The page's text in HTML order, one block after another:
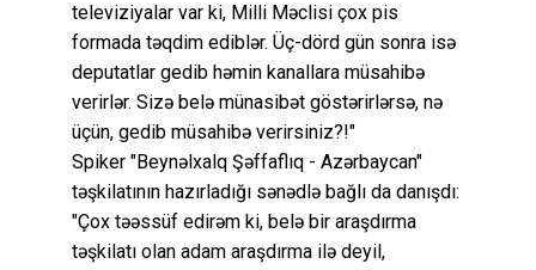
televiziyalar var ki, Milli Məclisi çox pis
formada təqdim ediblər. Üç-dörd gün sonra isə
deputatlar gedib həmin kanallara müsahibə
verirlər. Sizə belə münasibət göstərirlərsə, nə
üçün, gedib müsahibə verirsiniz?!"
Spiker "Beynəlxalq Şəffaflıq - Azərbaycan"
təşkilatının hazırladığı sənədlə bağlı da danışdı:
"Çox təəssüf edirəm ki, belə bir araşdırma
təşkilatı olan adam araşdırma ilə deyil,